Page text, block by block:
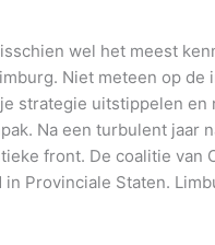
wel het meest
Niet meteen op
strategie uitstippelen
Na een turbulent jaar
front. De coalitie van
in Provinciale Staten.